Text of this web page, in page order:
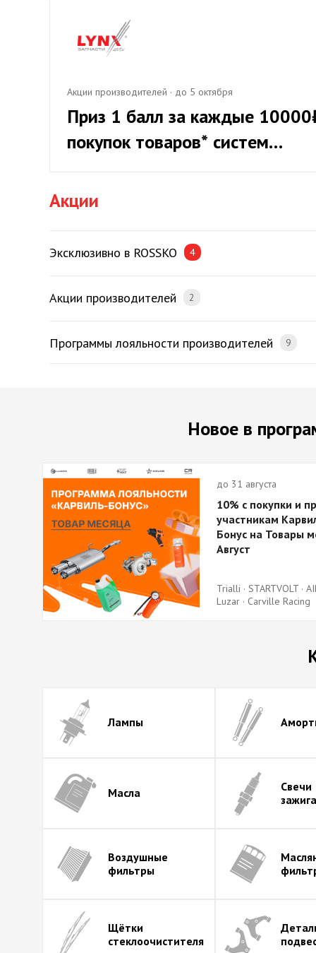
Акции производителей · до 5 октября
Приз 1 балл за каждые
покупок товаров* систем
приросте от 20%
Акции
Эксклюзивно в ROSSKO 4
Акции производителей 2
Программы лояльности производителей 9
Новое в
до 31 августа
10% с покупки и
участникам
Бонус на Товары
Август
Trialli · STARTVOLT ·
Luzar · Carville Racing
Лампы
Масла
Свечи
Воздушные
фильтры
Щётки
стеклоочистителя